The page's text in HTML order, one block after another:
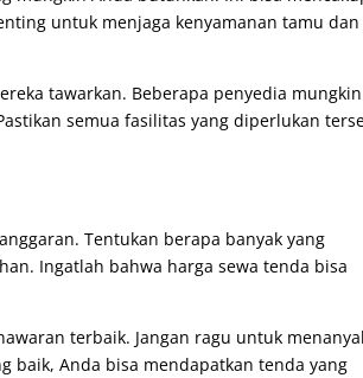
untuk menjaga kenyamanan tamu dan
tawarkan. Beberapa penyedia mungkin
semua fasilitas yang diperlukan
Tentukan berapa banyak yang
Ingatlah bahwa harga sewa tenda bisa
terbaik. Jangan ragu untuk
baik, Anda bisa mendapatkan tenda yang